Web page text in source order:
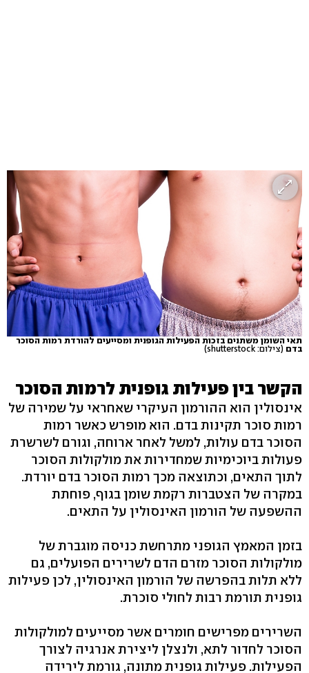
תאי השומן משתנים בזכות הפעילות הגופנית ומסייעים להורדת רמות הסוכר
בדם (צילום: shutterstock)
הקשר בין פעילות גופנית לרמות הסוכר
אינסולין הוא ההורמון העיקרי שאחראי על שמירה של
רמות סוכר תקינות בדם. הוא מופרש כאשר רמות
הסוכר בדם עולות, למשל לאחר ארוחה, וגורם לשרשרת
פעולות ביוכימיות שמחדירות את מולקולות הסוכר
לתוך התאים, וכתוצאה מכך רמות הסוכר בדם יורדת.
במקרה של הצטברות רקמת שומן בגוף, פוחתת
ההשפעה של הורמון האינסולין על התאים.
בזמן המאמץ הגופני מתרחשת כניסה מוגברת של
מולקולות הסוכר מזרם הדם לשרירים הפועלים, גם
ללא תלות בהפרשה של הורמון האינסולין, לכן פעילות
גופנית תורמת רבות לחולי סוכרת.
השרירים מפרישים חומרים אשר מסייעים למולקולות
הסוכר לחדור לתא, ולנצלן ליצירת אנרגיה לצורך
הפעילות. פעילות גופנית מתונה, גורמת לירידה